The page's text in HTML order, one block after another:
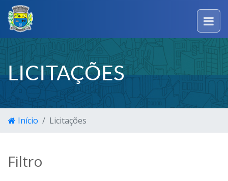
LICITAÇÕES
Início Licitações
Filtro